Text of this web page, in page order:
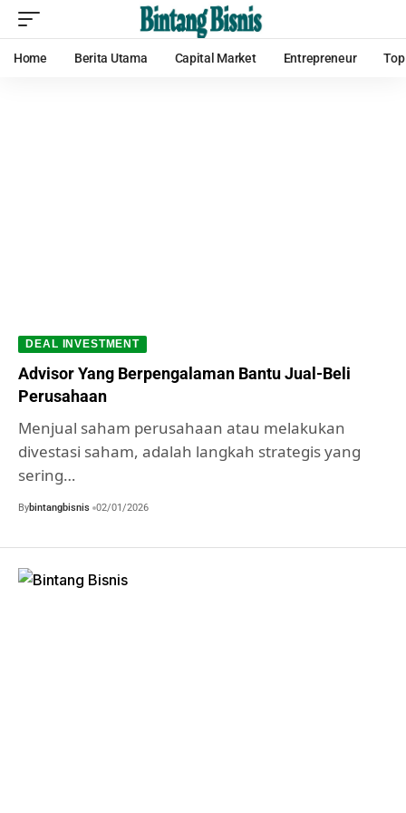
Home Berita Utama Capital Market Entrepreneur
DEAL INVESTMENT
Advisor Yang Berpengalaman Bantu Jual-Beli
Perusahaan
Menjual saham perusahaan atau melakukan
divestasi saham, adalah langkah strategis yang
sering…
Bybintangbisnis 02/01/2026